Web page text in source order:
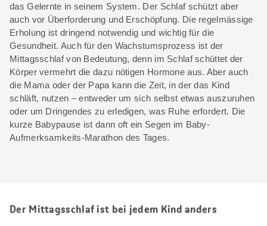
das Gelernte in seinem System. Der Schlaf schützt aber
auch vor Überforderung und Erschöpfung. Die regelmässige
Erholung ist dringend notwendig und wichtig für die
Gesundheit. Auch für den Wachstumsprozess ist der
Mittagsschlaf von Bedeutung, denn im Schlaf schüttet der
Körper vermehrt die dazu nötigen Hormone aus. Aber auch
die Mama oder der Papa kann die Zeit, in der das Kind
schläft, nutzen – entweder um sich selbst etwas auszuruhen
oder um Dringendes zu erledigen, was Ruhe erfordert. Die
kurze Babypause ist dann oft ein Segen im Baby-
Aufmerksamkeits-Marathon des Tages.
Der Mittagsschlaf ist bei jedem Kind anders